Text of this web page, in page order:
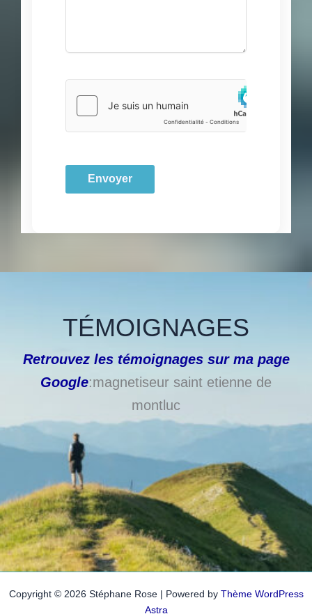
TÉMOIGNAGES
Retrouvez les témoignages sur ma page
Google:magnetiseur saint etienne de
montluc
Copyright © 2026 Stéphane Rose | Powered by Thème WordPress
Astra